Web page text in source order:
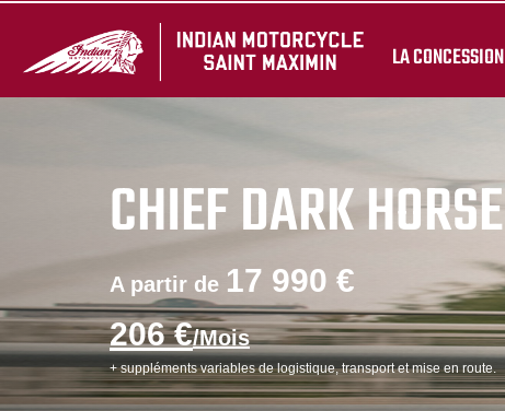
LA CONCESSION
CHIEF DARK HORSE
A partir de 17 990 €
206 €/Mois
+ suppléments variables de logistique, transport et mise en route.